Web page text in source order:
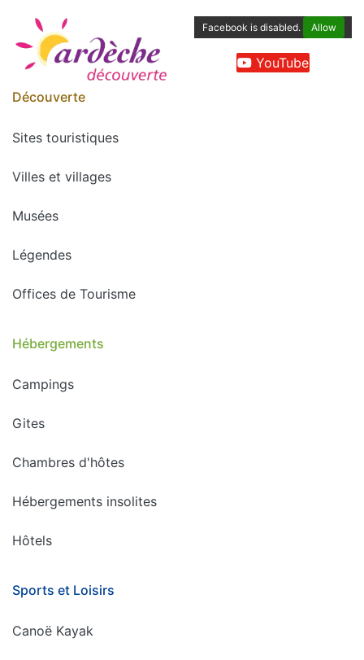
Facebook is disabled. Allow
YouTube
Découverte
Sites touristiques
Villes et villages
Musées
Légendes
Offices de Tourisme
Hébergements
Campings
Gites
Chambres d'hôtes
Hébergements insolites
Hôtels
Sports et Loisirs
Canoë Kayak